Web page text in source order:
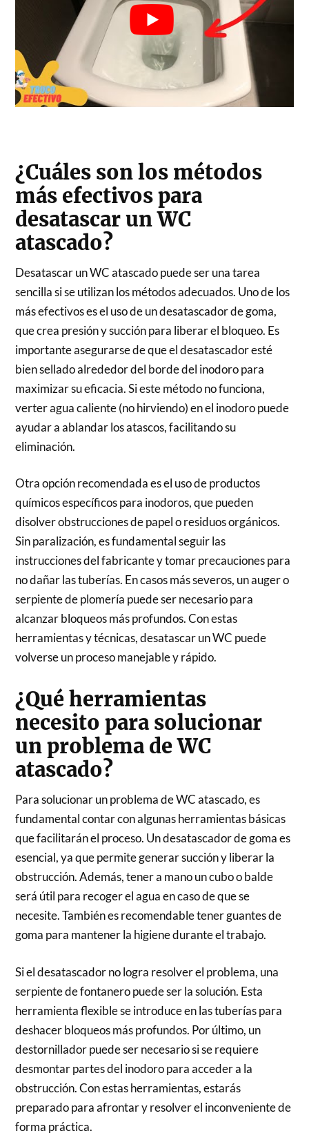
¿Cuáles son los métodos
más efectivos para
desatascar un WC
atascado?
Desatascar un WC atascado puede ser una tarea
sencilla si se utilizan los métodos adecuados. Uno de los
más efectivos es el uso de un desatascador de goma,
que crea presión y succión para liberar el bloqueo. Es
importante asegurarse de que el desatascador esté
bien sellado alrededor del borde del inodoro para
maximizar su eficacia. Si este método no funciona,
verter agua caliente (no hirviendo) en el inodoro puede
ayudar a ablandar los atascos, facilitando su
eliminación.
Otra opción recomendada es el uso de productos
químicos específicos para inodoros, que pueden
disolver obstrucciones de papel o residuos orgánicos.
Sin paralización, es fundamental seguir las
instrucciones del fabricante y tomar precauciones para
no dañar las tuberías. En casos más severos, un auger o
serpiente de plomería puede ser necesario para
alcanzar bloqueos más profundos. Con estas
herramientas y técnicas, desatascar un WC puede
volverse un proceso manejable y rápido.
¿Qué herramientas
necesito para solucionar
un problema de WC
atascado?
Para solucionar un problema de WC atascado, es
fundamental contar con algunas herramientas básicas
que facilitarán el proceso. Un desatascador de goma es
esencial, ya que permite generar succión y liberar la
obstrucción. Además, tener a mano un cubo o balde
será útil para recoger el agua en caso de que se
necesite. También es recomendable tener guantes de
goma para mantener la higiene durante el trabajo.
Si el desatascador no logra resolver el problema, una
serpiente de fontanero puede ser la solución. Esta
herramienta flexible se introduce en las tuberías para
deshacer bloqueos más profundos. Por último, un
destornillador puede ser necesario si se requiere
desmontar partes del inodoro para acceder a la
obstrucción. Con estas herramientas, estarás
preparado para afrontar y resolver el inconveniente de
forma práctica.